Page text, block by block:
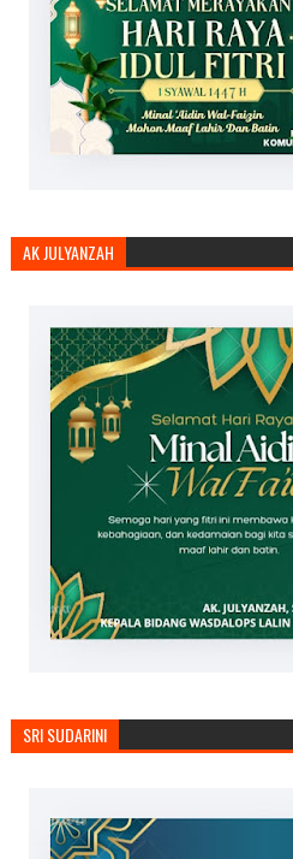
AK JULYANZAH
SRI SUDARINI